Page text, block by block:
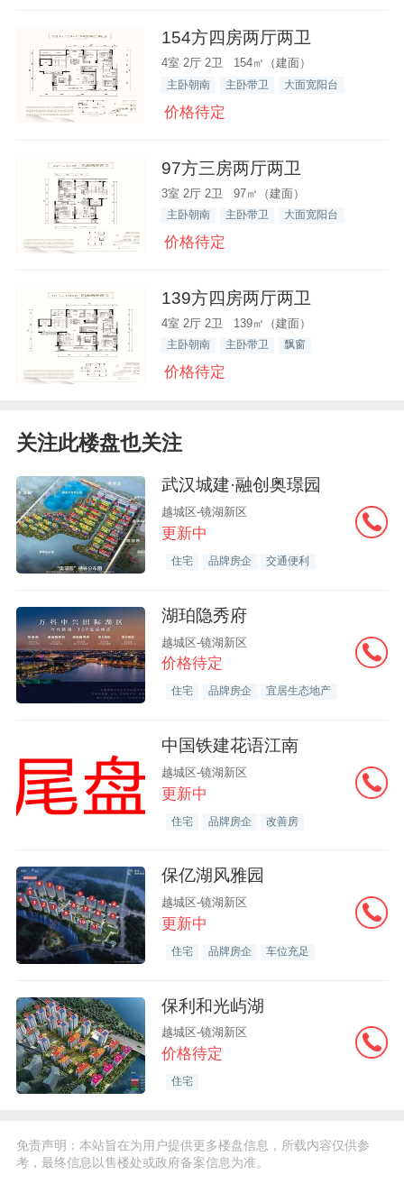
154方四房两厅两卫
4室 2厅 2卫 154㎡（建面）
主卧朝南 主卧带卫 大面宽阳台
价格待定
97方三房两厅两卫
3室 2厅 2卫 97㎡（建面）
主卧朝南 主卧带卫 大面宽阳台
价格待定
139方四房两厅两卫
4室 2厅 2卫 139㎡（建面）
主卧朝南 主卧带卫 飘窗
价格待定
关注此楼盘也关注
武汉城建·融创奥璟园
越城区-镜湖新区
更新中
住宅 品牌房企 交通便利
湖珀隐秀府
越城区-镜湖新区
价格待定
住宅 品牌房企 宜居生态地产
中国铁建花语江南
越城区-镜湖新区
更新中
住宅 品牌房企 改善房
保亿湖风雅园
越城区-镜湖新区
更新中
住宅 品牌房企 车位充足
保利和光屿湖
越城区-镜湖新区
价格待定
住宅
免责声明：本站旨在为用户提供更多楼盘信息，所载内容仅供参
考，最终信息以售楼处或政府备案信息为准。